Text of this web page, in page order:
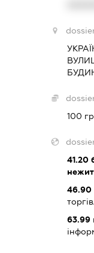
100
41.20
46.90
63.99